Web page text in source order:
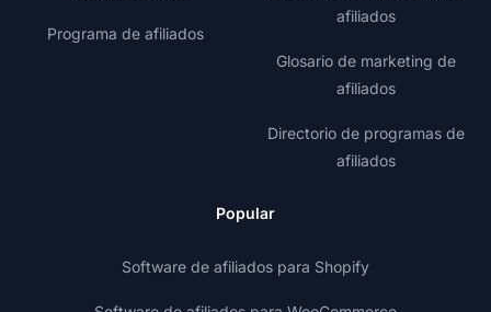
Programa de afiliados
afiliados
Glosario de marketing de
afiliados
Directorio de programas de
afiliados
Popular
Software de afiliados para Shopify